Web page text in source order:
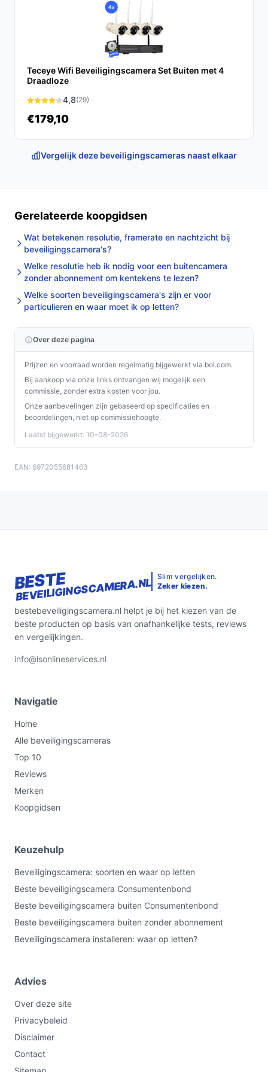
uitstekende oplossing biedt voor binnenbewaking. Met
zijn hoogwaardige functies en voordelen is deze camera
een waardevolle aanvulling voor jouw huis.
Ontdek alle specificaties en vergelijk prijzen op
bestebeveiligingscamera.nl. Kies bewust wat perfect
Teceye Wifi Beveiligingscamera Set Buiten met 4
Draadloze
4,8(29)
€179,10
Vergelijk deze beveiligingscameras naast elkaar
Gerelateerde koopgidsen
Wat betekenen resolutie, framerate en nachtzicht bij
beveiligingscamera's?
Welke resolutie heb ik nodig voor een buitencamera
zonder abonnement om kentekens te lezen?
Welke soorten beveiligingscamera's zijn er voor
particulieren en waar moet ik op letten?
Over deze pagina
Prijzen en voorraad worden regelmatig bijgewerkt via bol.com.
Bij aankoop via onze links ontvangen wij mogelijk een
commissie, zonder extra kosten voor jou.
Onze aanbevelingen zijn gebaseerd op specificaties en
beoordelingen, niet op commissiehoogte.
Laatst bijgewerkt: 10-08-2026
EAN: 6972055681463
BESTE
BEVEILIGINGSCAMERA.NL Slim vergelijken.
Zeker kiezen.
bestebeveiligingscamera.nl helpt je bij het kiezen van de
beste producten op basis van onafhankelijke tests, reviews
en vergelijkingen.
info@lsonlineservices.nl
Navigatie
Home
Alle beveiligingscameras
Top 10
Reviews
Merken
Koopgidsen
Keuzehulp
Beveiligingscamera: soorten en waar op letten
Beste beveiligingscamera Consumentenbond
Beste beveiligingscamera buiten Consumentenbond
Beste beveiligingscamera buiten zonder abonnement
Beveiligingscamera installeren: waar op letten?
Advies
Over deze site
Privacybeleid
Disclaimer
Contact